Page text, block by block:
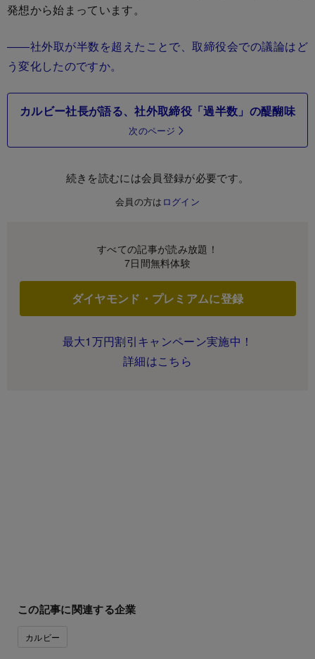
発想から始まっています。
――社外取が半数を超えたことで、取締役会での議論はど
う変化したのですか。
カルビー社長が語る、社外取締役「過半数」の醍醐味
次のページ
続きを読むには会員登録が必要です。
会員の方は ログイン
すべての記事が読み放題！
7日間無料体験
ダイヤモンド・プレミアムに登録
最大1万円割引キャンペーン実施中！
詳細はこちら
この記事に関連する企業
カルビー